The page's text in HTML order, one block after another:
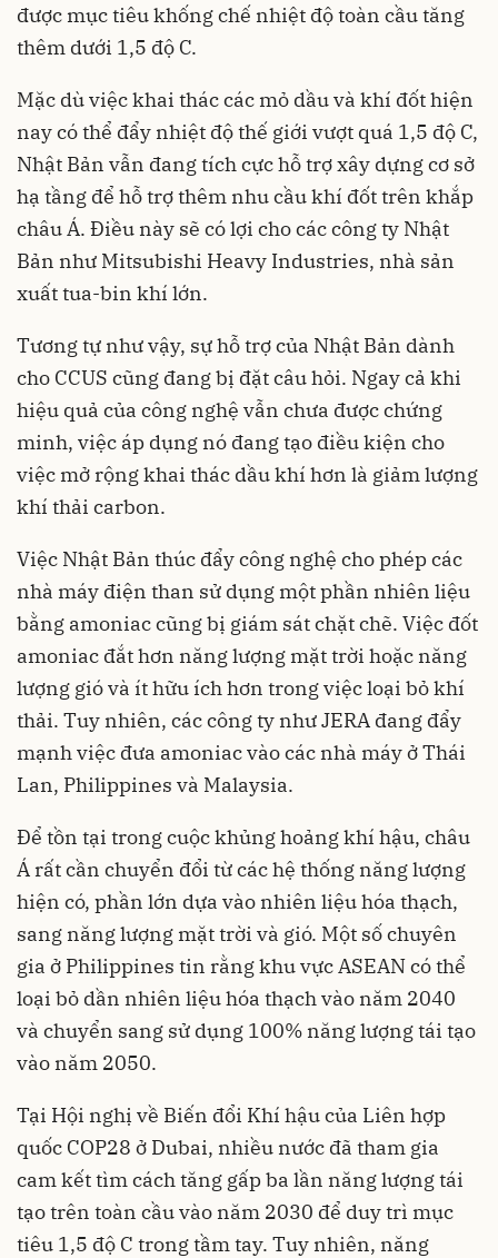
được mục tiêu khống chế nhiệt độ toàn cầu tăng
thêm dưới 1,5 độ C.
Mặc dù việc khai thác các mỏ dầu và khí đốt hiện
nay có thể đẩy nhiệt độ thế giới vượt quá 1,5 độ C,
Nhật Bản vẫn đang tích cực hỗ trợ xây dựng cơ sở
hạ tầng để hỗ trợ thêm nhu cầu khí đốt trên khắp
châu Á. Điều này sẽ có lợi cho các công ty Nhật
Bản như Mitsubishi Heavy Industries, nhà sản
xuất tua-bin khí lớn.
Tương tự như vậy, sự hỗ trợ của Nhật Bản dành
cho CCUS cũng đang bị đặt câu hỏi. Ngay cả khi
hiệu quả của công nghệ vẫn chưa được chứng
minh, việc áp dụng nó đang tạo điều kiện cho
việc mở rộng khai thác dầu khí hơn là giảm lượng
khí thải carbon.
Việc Nhật Bản thúc đẩy công nghệ cho phép các
nhà máy điện than sử dụng một phần nhiên liệu
bằng amoniac cũng bị giám sát chặt chẽ. Việc đốt
amoniac đắt hơn năng lượng mặt trời hoặc năng
lượng gió và ít hữu ích hơn trong việc loại bỏ khí
thải. Tuy nhiên, các công ty như JERA đang đẩy
mạnh việc đưa amoniac vào các nhà máy ở Thái
Lan, Philippines và Malaysia.
Để tồn tại trong cuộc khủng hoảng khí hậu, châu
Á rất cần chuyển đổi từ các hệ thống năng lượng
hiện có, phần lớn dựa vào nhiên liệu hóa thạch,
sang năng lượng mặt trời và gió. Một số chuyên
gia ở Philippines tin rằng khu vực ASEAN có thể
loại bỏ dần nhiên liệu hóa thạch vào năm 2040
và chuyển sang sử dụng 100% năng lượng tái tạo
vào năm 2050.
Tại Hội nghị về Biến đổi Khí hậu của Liên hợp
quốc COP28 ở Dubai, nhiều nước đã tham gia
cam kết tìm cách tăng gấp ba lần năng lượng tái
tạo trên toàn cầu vào năm 2030 để duy trì mục
tiêu 1,5 độ C trong tầm tay. Tuy nhiên, năng